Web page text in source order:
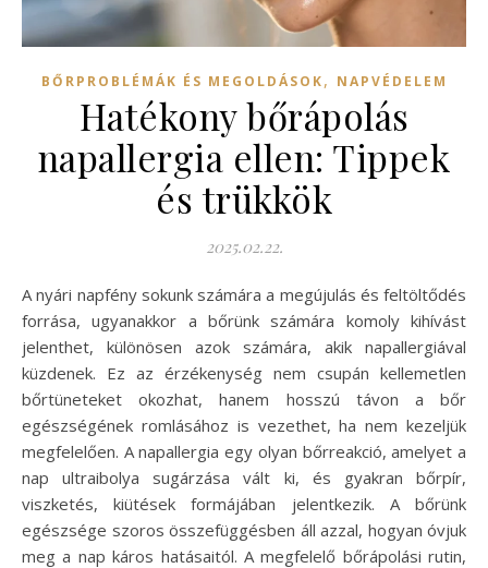
BŐRPROBLÉMÁK ÉS MEGOLDÁSOK, NAPVÉDELEM
Hatékony bőrápolás
napallergia ellen: Tippek
és trükkök
2025.02.22.
A nyári napfény sokunk számára a megújulás és feltöltődés
forrása, ugyanakkor a bőrünk számára komoly kihívást
jelenthet, különösen azok számára, akik napallergiával
küzdenek. Ez az érzékenység nem csupán kellemetlen
bőrtüneteket okozhat, hanem hosszú távon a bőr
egészségének romlásához is vezethet, ha nem kezeljük
megfelelően. A napallergia egy olyan bőrreakció, amelyet a
nap ultraibolya sugárzása vált ki, és gyakran bőrpír,
viszketés, kiütések formájában jelentkezik. A bőrünk
egészsége szoros összefüggésben áll azzal, hogyan óvjuk
meg a nap káros hatásaitól. A megfelelő bőrápolási rutin,